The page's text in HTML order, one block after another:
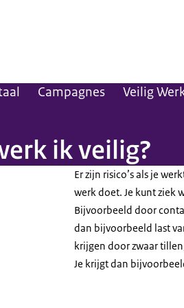
Campagnes Veilig
ik veilig?
Er zijn risico’s als je
werk doet. Je kunt ziek
Bijvoorbeeld door
dan bijvoorbeeld last
krijgen door zwaar
Je krijgt dan